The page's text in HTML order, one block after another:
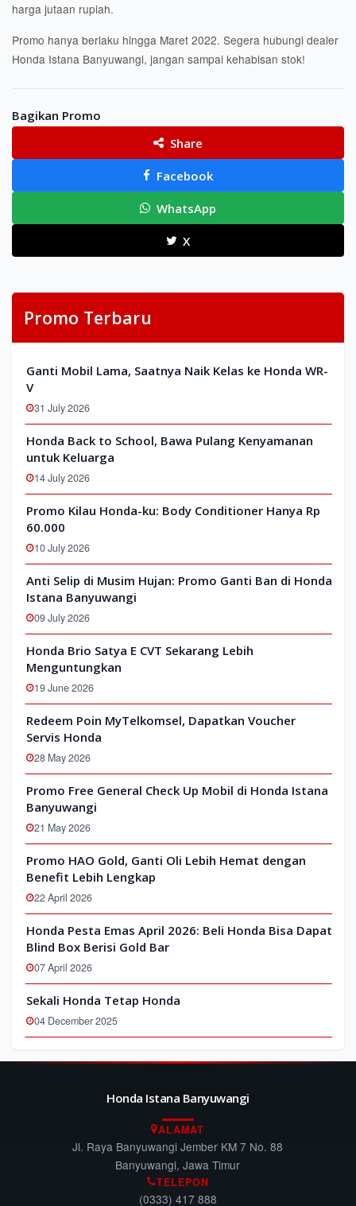
harga jutaan rupiah.
Promo hanya berlaku hingga Maret 2022. Segera hubungi dealer
Honda Istana Banyuwangi, jangan sampai kehabisan stok!
Bagikan Promo
Share
Facebook
WhatsApp
X
Promo Terbaru
Ganti Mobil Lama, Saatnya Naik Kelas ke Honda WR-
V
31 July 2026
Honda Back to School, Bawa Pulang Kenyamanan
untuk Keluarga
14 July 2026
Promo Kilau Honda-ku: Body Conditioner Hanya Rp
60.000
10 July 2026
Anti Selip di Musim Hujan: Promo Ganti Ban di Honda
Istana Banyuwangi
09 July 2026
Honda Brio Satya E CVT Sekarang Lebih
Menguntungkan
19 June 2026
Redeem Poin MyTelkomsel, Dapatkan Voucher
Servis Honda
28 May 2026
Promo Free General Check Up Mobil di Honda Istana
Banyuwangi
21 May 2026
Promo HAO Gold, Ganti Oli Lebih Hemat dengan
Benefit Lebih Lengkap
22 April 2026
Honda Pesta Emas April 2026: Beli Honda Bisa Dapat
Blind Box Berisi Gold Bar
07 April 2026
Sekali Honda Tetap Honda
04 December 2025
Honda Istana Banyuwangi
ALAMAT
Jl. Raya Banyuwangi Jember KM 7 No. 88
Banyuwangi, Jawa Timur
TELEPON
(0333) 417 888